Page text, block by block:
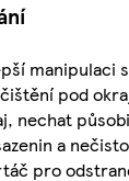
manipulaci
pod
nechat
a
pro